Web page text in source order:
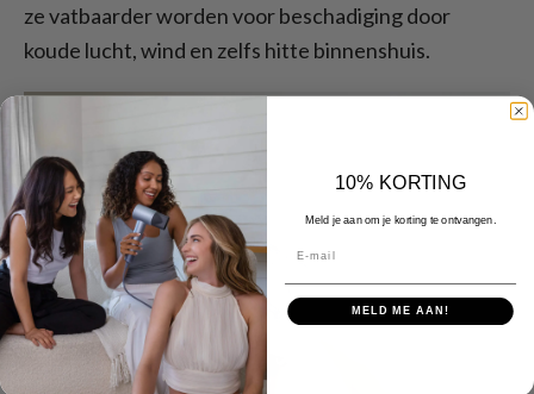
ze vatbaarder worden voor beschadiging door
koude lucht, wind en zelfs hitte binnenshuis.
10% KORTING
Meld je aan om je korting te ontvangen.
MELD ME AAN!